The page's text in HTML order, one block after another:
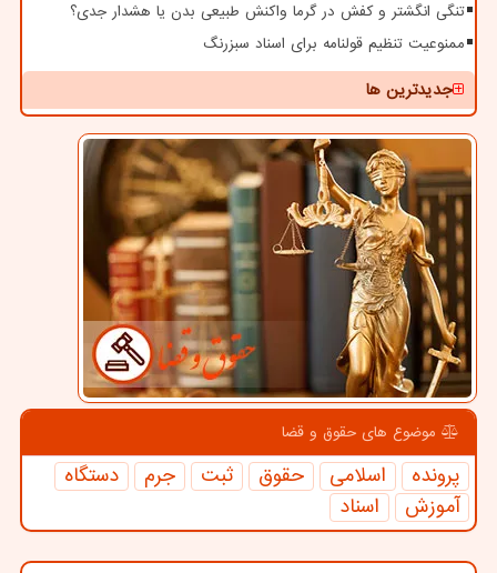
تنگی انگشتر و کفش در گرما واکنش طبیعی بدن یا هشدار جدی؟
ممنوعیت تنظیم قولنامه برای اسناد سبزرنگ
جدیدترین ها
موضوع های حقوق و قضا
پرونده اسلامی حقوق ثبت جرم
دستگاه
آموزش
اسناد